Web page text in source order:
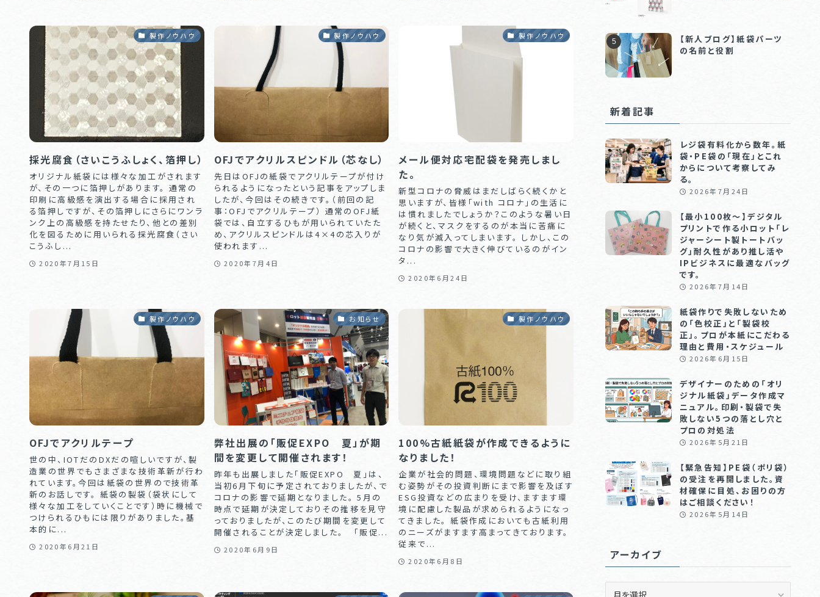
製作ノウハウ
採光腐食（さいこうふしょく、箔押し）
オリジナル紙袋には様々な加工がされます
が、その一つに箔押しがあります。 通常の
印刷に高級感を演出する場合に採用され
る箔押しですが、その箔押しにさらにワンラ
ンク上の高級感を持たせたり、他との差別
化を図るために用いられる採光腐食（さい
こうふし...
2020年7月15日
製作ノウハウ
OFJでアクリルスピンドル（芯なし）
先日はOFJの紙袋でアクリルテープが付け
られるようになったという記事をアップしま
したが、今回はその続きです。（前回の記
事：OFJでアクリルテープ） 通常のOFJ紙
袋では、自立するひもが用いられていたた
め、アクリルスピンドルは4×4の芯入りが
使われます...
2020年7月4日
製作ノウハウ
メール便対応宅配袋を発売しまし
た。
新型コロナの脅威はまだしばらく続くかと
思いますが、皆様「with コロナ」の生活に
は慣れましたでしょうか？このような暑い日
が続くと、マスクをするのが本当に苦痛に
なり気が滅入ってしまいます。 しかし、この
コロナの影響で大きく伸びているのがイン
タ...
2020年6月24日
製作ノウハウ
OFJでアクリルテープ
世の中、IOTだのDXだの喧しいですが、製
造業の世界でもさまざまな技術革新が行わ
れています。今回は紙袋の世界ので技術革
新のお話しです。 紙袋の製袋（袋状にして
様々な加工をしていくことです）時に機械で
つけられるひもには限りがありました。基
本的に...
2020年6月21日
お知らせ
弊社出展の「販促EXPO 夏」が期
間を変更して開催されます！
昨年も出展しました「販促EXPO 夏」は、
当初6月下旬に予定されておりましたが、で
コロナの影響で延期となりました。 5月の
時点で延期が決定しておりその推移を見守
っておりましたが、このたび期間を変更して
開催されることが決定しました。 「販促...
2020年6月9日
製作ノウハウ
100%古紙紙袋が作成できるように
なりました！
企業が社会的問題、環境問題などに取り組
む姿勢がその投資判断にまで影響を及ぼす
ESG投資などの広まりを受け、ますます環
境に配慮した製品が求められるようになっ
てきました。 紙袋作成においても古紙利用
のニーズがますます高まってきております。
従来で...
2020年6月8日
【新人ブログ】紙袋パーツ
の名前と役割
新着記事
レジ袋有料化から数年。紙
袋・PE袋の「現在」とこれ
からについて考察してみ
る。
2026年7月24日
【最小100枚〜】デジタル
プリントで作る小ロット「レ
ジャーシート製トートバッ
グ」耐久性があり推し活や
IPビジネスに最適なバッグ
です。
2026年7月14日
紙袋作りで失敗しないため
の「色校正」と「製袋校
正」。プロが本紙にこだわる
理由と費用・スケジュール
2026年6月15日
デザイナーのための「オリ
ジナル紙袋」データ作成マ
ニュアル。印刷・製袋で失
敗しない5つの落とし穴と
プロの対処法
2026年5月21日
【緊急告知】PE袋（ポリ袋）
の受注を再開しました。資
材確保に目処、お困りの方
はご相談ください！
2026年5月14日
アーカイブ